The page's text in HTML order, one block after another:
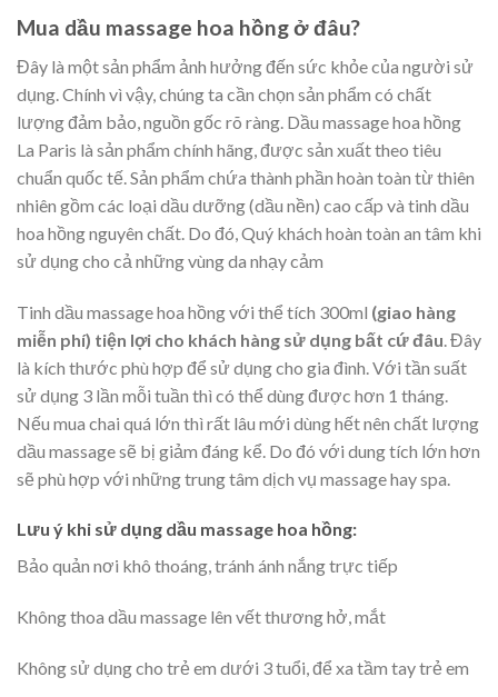
Mua dầu massage hoa hồng ở đâu?
Đây là một sản phẩm ảnh hưởng đến sức khỏe của người sử
dụng. Chính vì vậy, chúng ta cần chọn sản phẩm có chất
lượng đảm bảo, nguồn gốc rõ ràng. Dầu massage hoa hồng
La Paris là sản phẩm chính hãng, được sản xuất theo tiêu
chuẩn quốc tế. Sản phẩm chứa thành phần hoàn toàn từ thiên
nhiên gồm các loại dầu dưỡng (dầu nền) cao cấp và tinh dầu
hoa hồng nguyên chất. Do đó, Quý khách hoàn toàn an tâm khi
sử dụng cho cả những vùng da nhạy cảm
Tinh dầu massage hoa hồng với thể tích 300ml (giao hàng
miễn phí) tiện lợi cho khách hàng sử dụng bất cứ đâu . Đây
là kích thước phù hợp để sử dụng cho gia đình. Với tần suất
sử dụng 3 lần mỗi tuần thì có thể dùng được hơn 1 tháng.
Nếu mua chai quá lớn thì rất lâu mới dùng hết nên chất lượng
dầu massage sẽ bị giảm đáng kể. Do đó với dung tích lớn hơn
sẽ phù hợp với những trung tâm dịch vụ massage hay spa.
Lưu ý khi sử dụng dầu massage hoa hồng:
Bảo quản nơi khô thoáng, tránh ánh nắng trực tiếp
Không thoa dầu massage lên vết thương hở, mắt
Không sử dụng cho trẻ em dưới 3 tuổi, để xa tầm tay trẻ em